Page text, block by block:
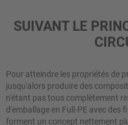
SUIVANT LE
Pour atteindre les propriétés de
jusqu'alors produire des
n'étant pas tous complètement
d'emballage en Full-PE avec des
forment un concept nettement